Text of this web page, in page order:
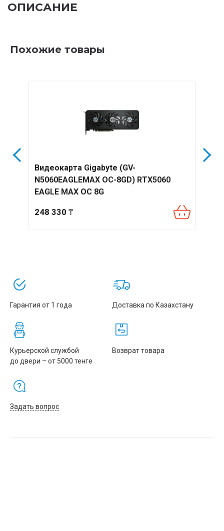
ОПИСАНИЕ
Похожие товары
Видеокарта Gigabyte (GV-
N5060EAGLEMAX OC-8GD) RTX5060
EAGLE MAX OC 8G
248 330 ₸
Гарантия от 1 года Доставка по Казахстану
Курьерской службой
до двери – от 5000 тенге
Возврат товара
Задать вопрос